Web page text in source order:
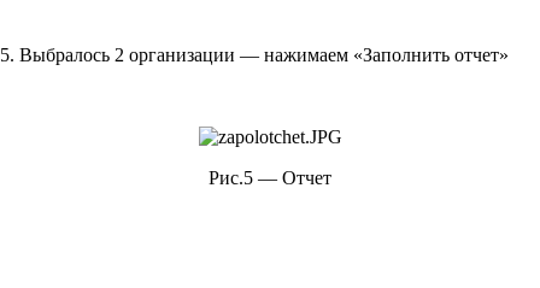
5. Выбралось 2 организации — нажимаем «Заполнить отчет»
Рис.5 — Отчет